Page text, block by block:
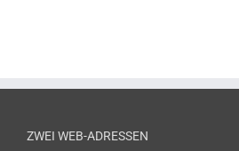
ZWEI WEB-ADRESSEN